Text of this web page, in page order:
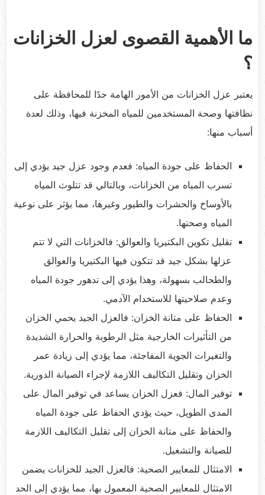
ما الأهمية القصوى لعزل الخزانات
؟
يعتبر عزل الخزانات من الأمور الهامة جدًا للمحافظة على
نظافتها وصحة المستخدمين للمياه المخزنة فيها، وذلك لعدة
أسباب منها:
الحفاظ على جودة المياه: فعدم وجود عزل جيد يؤدي إلى
تسرب المياه من الخزانات، وبالتالي قد تتلوث المياه
بالأوساخ والحشرات والطيور وغيرها، مما يؤثر على نوعية
المياه وصحتها.
تقليل تكوين البكتيريا والعوالق: فالخزانات التي لا تتم
عزلها بشكل جيد قد تتكون فيها البكتيريا والعوالق
والطحالب بسهولة، وهذا يؤدي إلى تدهور جودة المياه
وعدم صلاحيتها للاستخدام الآدمي.
الحفاظ على متانة الخزان: فالعزل الجيد يحمي الخزان
من التأثيرات الخارجية مثل الرطوبة والحرارة الشديدة
والتغيرات الجوية المفاجئة، مما يؤدي إلى زيادة عمر
الخزان وتقليل التكاليف اللازمة لإجراء الصيانة الدورية.
توفير المال: فعزل الخزان يساعد في توفير المال على
المدى الطويل، حيث يؤدي الحفاظ على جودة المياه
والحفاظ على متانة الخزان إلى تقليل التكاليف اللازمة
للصيانة والتشغيل.
الامتثال للمعايير الصحية: فالعزل الجيد للخزانات يضمن
الامتثال للمعايير الصحية المعمول بها، مما يؤدي إلى الحد